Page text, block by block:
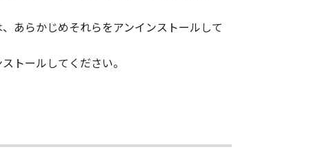
店または販売店のいずれも、
生的または付随的な損害を含むが
あらかじめそれらをアンインストールして
トールしてください。